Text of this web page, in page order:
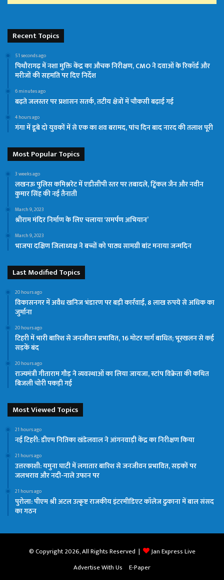
Recent Topics
51 seconds ago
पिथौरागढ़ में नशा मुक्ति केंद्र का औचक निरीक्षण, CMO ने दवाओं के रिकॉर्ड और
मरीजों की सहमति पर दिए निर्देश
6 minutes ago
बढ़ते जलस्तर पर प्रशासन सतर्क, तटीय क्षेत्रों में चौकसी बढ़ाई गई
4 hours ago
गंगा में डूबे दो युवकों में से एक का शव बरामद, पांच दिन बाद नारद की तलाश पूरी
Most Popular Topics
3 weeks ago
लखनऊ पुलिस कमिश्नरेट में एडीसीपी स्तर पर तबादले, ट्विंकल जैन और नवीन
कुमार सिंह की नई तैनाती
March 9, 2023
श्रीराम मंदिर निर्माण के लिए चलाया ‘समर्पण अभियान’
March 9, 2023
भाजपा दक्षिण जिलाध्यक्ष ने बच्चों को पाठ्य सामग्री बांट मनाया जन्मदिन
Last Modified Topics
20 hours ago
विकासनगर में अवैध खनिज भंडारण पर बड़ी कार्रवाई, 8 लाख रुपये से अधिक का
जुर्माना
20 hours ago
टिहरी में भारी बारिश से जनजीवन प्रभावित, 16 मोटर मार्ग बाधित; भूस्खलन से कई
सड़कें बंद
20 hours ago
राज्यमंत्री गीताराम गौड़ ने व्यवस्थाओं का लिया जायजा, स्टांप विक्रेता की कथित
बिजली चोरी पकड़ी गई
Most Viewed Topics
21 hours ago
नई टिहरी: डीएम नितिका खंडेलवाल ने आंगनवाड़ी केंद्र का निरीक्षण किया
21 hours ago
उत्तरकाशी: यमुना घाटी में लगातार बारिश से जनजीवन प्रभावित, सड़कों पर
जलभराव और नदी-नाले उफान पर
21 hours ago
पुरोला: पीएम श्री अटल उत्कृष्ट राजकीय इंटरमीडिएट कॉलेज ढुकाना में बाल संसद
का गठन
© Copyright 2026, All Rights Reserved |
Jan Express Live
Advertise With Us
E-Paper